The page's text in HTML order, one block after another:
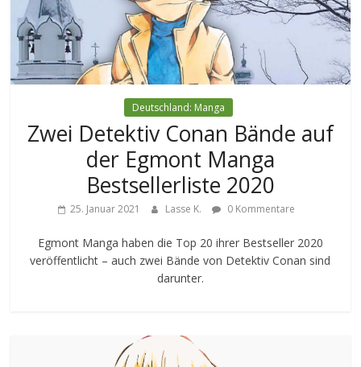
Deutschland: Manga
Zwei Detektiv Conan Bände auf
der Egmont Manga
Bestsellerliste 2020
25. Januar 2021 Lasse K. 0 Kommentare
Egmont Manga haben die Top 20 ihrer Bestseller 2020
veröffentlicht – auch zwei Bände von Detektiv Conan sind
darunter.